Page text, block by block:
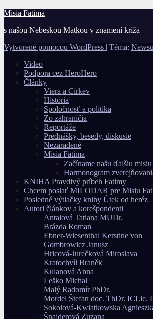
Misia Fatima
s našou Nebeskou Matkou v znamení kríža
Vytvorené pomocou WordPress | Téma:
Video
Podpora cez HeroHero
Články
Viera a Cirkev
História
Spoločnosť a politika
Zo zahraničia
Reportáže
Prednášky, besedy, diskusie
Nezaradené
Misia Fatima
Začíname našu ďalšiu misiu
Harmonogram
KNIHA Pravdivý príbeh Fatimy
Chcem poslať MILODAR pre Misiu
Posledné výtlačky knihy Útek od heréz
Autori článkov a korešpondenti
Antalová Tatiana MUDr.
Brázda Roman
Ebner-Wiesenthal Kerstine von
Gombrowicz Janusz
Hricová-Jurečková Miroslava
Kratochvíl Braněk
Kulanová Anna
Leško Michal
Malý Radomír PhDr.
Mordel Štefan doc. ThDr. ICLic.
Sokolová-Kwiatkowska
Šnajderová Zuzana